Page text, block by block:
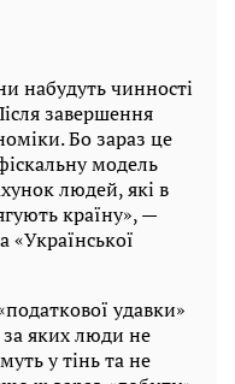
набудуть чинності
завершення
Бо зараз це
модель
людей, які в
країну», —
«Української
удавки»
яких люди не
у тінь та не